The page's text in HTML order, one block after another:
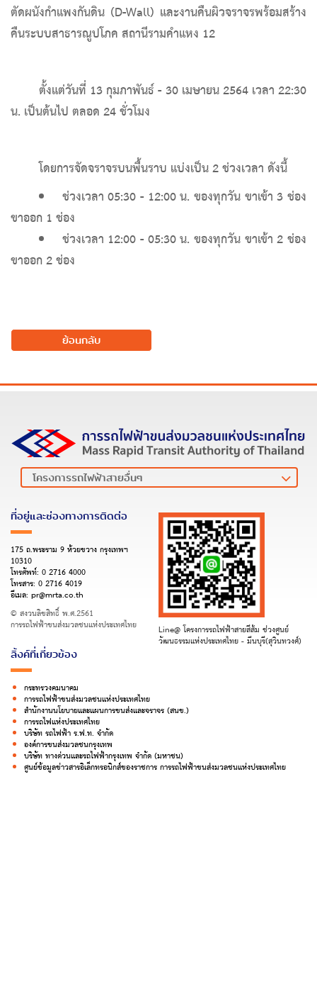
ตัดผนังกำแพงกันดิน (D-Wall) และงานคืนผิวจราจรพร้อมสร้าง
คืนระบบสาธารณูปโภค สถานีรามคำแหง 12
ตั้งแต่วันที่ 13 กุมภาพันธ์ - 30 เมษายน 2564 เวลา 22:30
น. เป็นต้นไป ตลอด 24 ชั่วโมง
โดยการจัดจราจรบนพื้นราบ แบ่งเป็น 2 ช่วงเวลา ดังนี้
ช่วงเวลา 05:30 - 12:00 น. ของทุกวัน ขาเข้า 3 ช่อง
ขาออก 1 ช่อง
ช่วงเวลา 12:00 - 05:30 น. ของทุกวัน ขาเข้า 2 ช่อง
ขาออก 2 ช่อง
ย้อนกลับ
ที่อยู่และช่องทางการติดต่อ
175 ถ.พระราม 9 ห้วยขวาง กรุงเทพฯ
10310
โทรศัพท์: 0 2716 4000
โทรสาร: 0 2716 4019
อีเมล: pr@mrta.co.th
© สงวนลิขสิทธิ์ พ.ศ.2561
การรถไฟฟ้าขนส่งมวลชนแห่งประเทศไทย Line@ โครงการรถไฟฟ้าสายสีส้ม ช่วงศูนย์
วัฒนธรรมแห่งประเทศไทย - มีนบุรี(สุวินทวงศ์)
ลิ้งค์ที่เกี่ยวข้อง
กระทรวงคมนาคม
การรถไฟฟ้าขนส่งมวลชนแห่งประเทศไทย
สำนักงานนโยบายและแผนการขนส่งและจราจร (สนข.)
การรถไฟแห่งประเทศไทย
บริษัท รถไฟฟ้า ร.ฟ.ท. จำกัด
องค์การขนส่งมวลชนกรุงเทพ
บริษัท ทางด่วนและรถไฟฟ้ากรุงเทพ จำกัด (มหาชน)
ศูนย์ข้อมูลข่าวสารอิเล็กทรอนิกส์ของราชการ การรถไฟฟ้าขนส่งมวลชนแห่งประเทศไทย